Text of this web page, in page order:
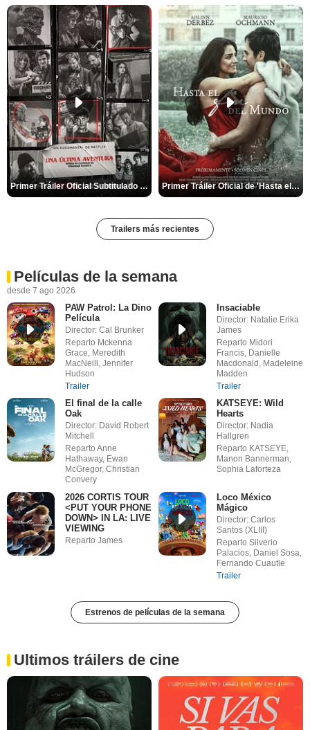
Primer Tráiler Oficial Subtitulado de 'Una última aventura: Detrás de cámaras de Stranger Things 5' Primer Tráiler Oficial de 'Hasta el fin del mundo'
Trailers más recientes
Películas de la semana
desde 7 ago 2026
PAW Patrol: La Dino
Película
Director: Cal Brunker
Reparto Mckenna
Grace, Meredith
MacNeill, Jennifer
Hudson
Trailer
Insaciable
Director: Natalie Erika
James
Reparto Midori
Francis, Danielle
Macdonald, Madeleine
Madden
Trailer
El final de la calle
Oak
Director: David Robert
Mitchell
Reparto Anne
Hathaway, Ewan
McGregor, Christian
Convery
KATSEYE: Wild
Hearts
Director: Nadia
Hallgren
Reparto KATSEYE,
Manon Bannerman,
Sophia Laforteza
2026 CORTIS TOUR
<PUT YOUR PHONE
DOWN> IN LA: LIVE
VIEWING
Reparto James
Loco México
Mágico
Director: Carlos
Santos (XLIII)
Reparto Silverio
Palacios, Daniel Sosa,
Fernando Cuautle
Trailer
Estrenos de películas de la semana
Ultimos tráilers de cine